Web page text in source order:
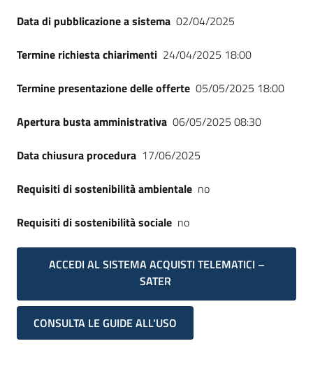
Data di pubblicazione a sistema 02/04/2025
Termine richiesta chiarimenti 24/04/2025 18:00
Termine presentazione delle offerte 05/05/2025 18:00
Apertura busta amministrativa 06/05/2025 08:30
Data chiusura procedura 17/06/2025
Requisiti di sostenibilità ambientale no
Requisiti di sostenibilità sociale no
ACCEDI AL SISTEMA ACQUISTI TELEMATICI –
SATER
CONSULTA LE GUIDE ALL'USO